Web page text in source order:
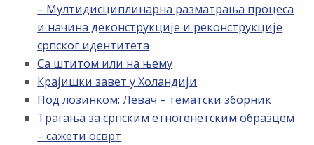
– Мултидисциплинарна разматрања процеса
и начина деконструкције и реконструкције
српског идентитета
Са штитом или на њему
Крајишки завет у Холандији
Под лозинком: Левач – тематски зборник
Трагања за српским етногенетским образцем
– сажети осврт